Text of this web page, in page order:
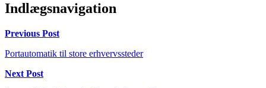
Indlægsnavigation
Previous Post
Portautomatik til store erhvervssteder
Next Post